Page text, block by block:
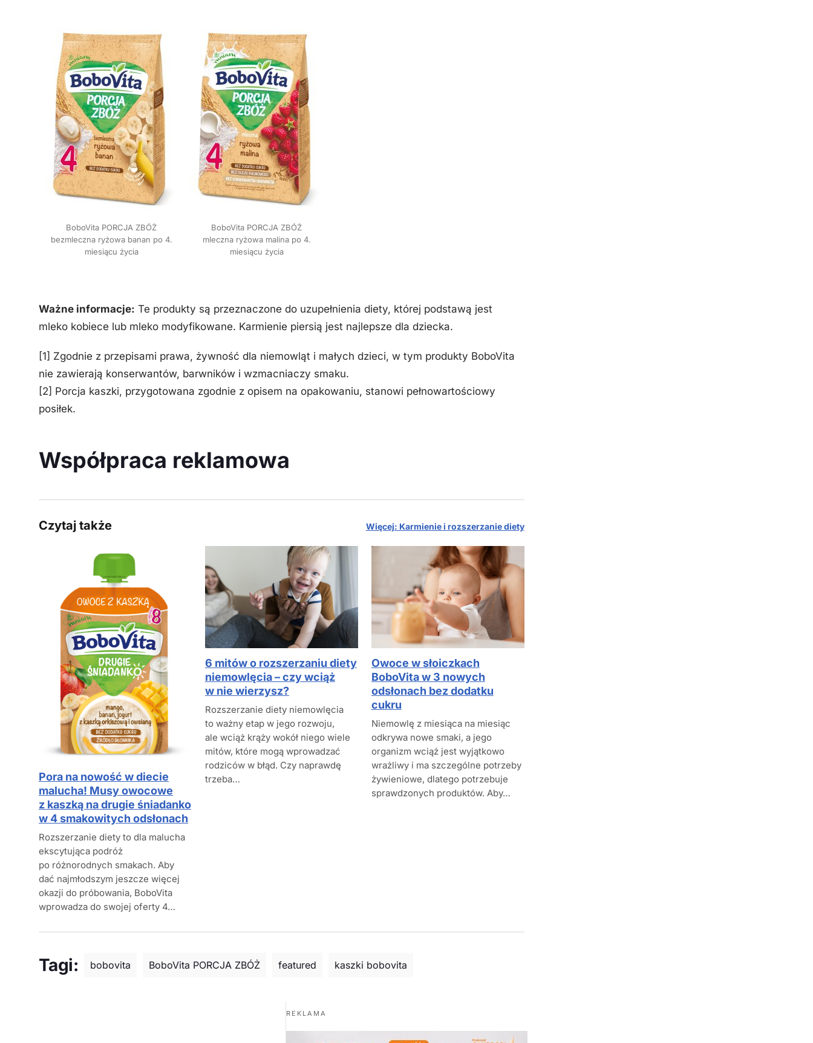
BoboVita PORCJA ZBÓŻ
bezmleczna ryżowa banan po 4.
miesiącu życia
BoboVita PORCJA ZBÓŻ
mleczna ryżowa malina po 4.
miesiącu życia
Ważne informacje: Te produkty są przeznaczone do uzupełnienia diety, której podstawą jest
mleko kobiece lub mleko modyfikowane. Karmienie piersią jest najlepsze dla dziecka.
[1] Zgodnie z przepisami prawa, żywność dla niemowląt i małych dzieci, w tym produkty BoboVita
nie zawierają konserwantów, barwników i wzmacniaczy smaku.
[2] Porcja kaszki, przygotowana zgodnie z opisem na opakowaniu, stanowi pełnowartościowy
posiłek.
Współpraca reklamowa
Czytaj także Więcej: Karmienie i rozszerzanie diety
Pora na nowość w diecie
malucha! Musy owocowe
z kaszką na drugie śniadanko
w 4 smakowitych odsłonach
Rozszerzanie diety to dla malucha
ekscytująca podróż
po różnorodnych smakach. Aby
dać najmłodszym jeszcze więcej
okazji do próbowania, BoboVita
wprowadza do swojej oferty 4…
6 mitów o rozszerzaniu diety
niemowlęcia – czy wciąż
w nie wierzysz?
Rozszerzanie diety niemowlęcia
to ważny etap w jego rozwoju,
ale wciąż krąży wokół niego wiele
mitów, które mogą wprowadzać
rodziców w błąd. Czy naprawdę
trzeba…
Owoce w słoiczkach
BoboVita w 3 nowych
odsłonach bez dodatku
cukru
Niemowlę z miesiąca na miesiąc
odkrywa nowe smaki, a jego
organizm wciąż jest wyjątkowo
wrażliwy i ma szczególne potrzeby
żywieniowe, dlatego potrzebuje
sprawdzonych produktów. Aby…
Tagi: bobovita BoboVita PORCJA ZBÓŻ featured kaszki bobovita
REKLAMA